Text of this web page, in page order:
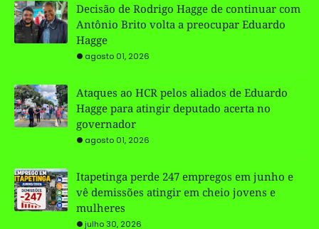
Decisão de Rodrigo Hagge de continuar com
Antônio Brito volta a preocupar Eduardo
Hagge
agosto 01, 2026
Ataques ao HCR pelos aliados de Eduardo
Hagge para atingir deputado acerta no
governador
agosto 01, 2026
Itapetinga perde 247 empregos em junho e
vê demissões atingir em cheio jovens e
mulheres
julho 30, 2026